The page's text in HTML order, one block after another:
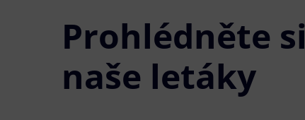
Prohlédněte si
naše letáky